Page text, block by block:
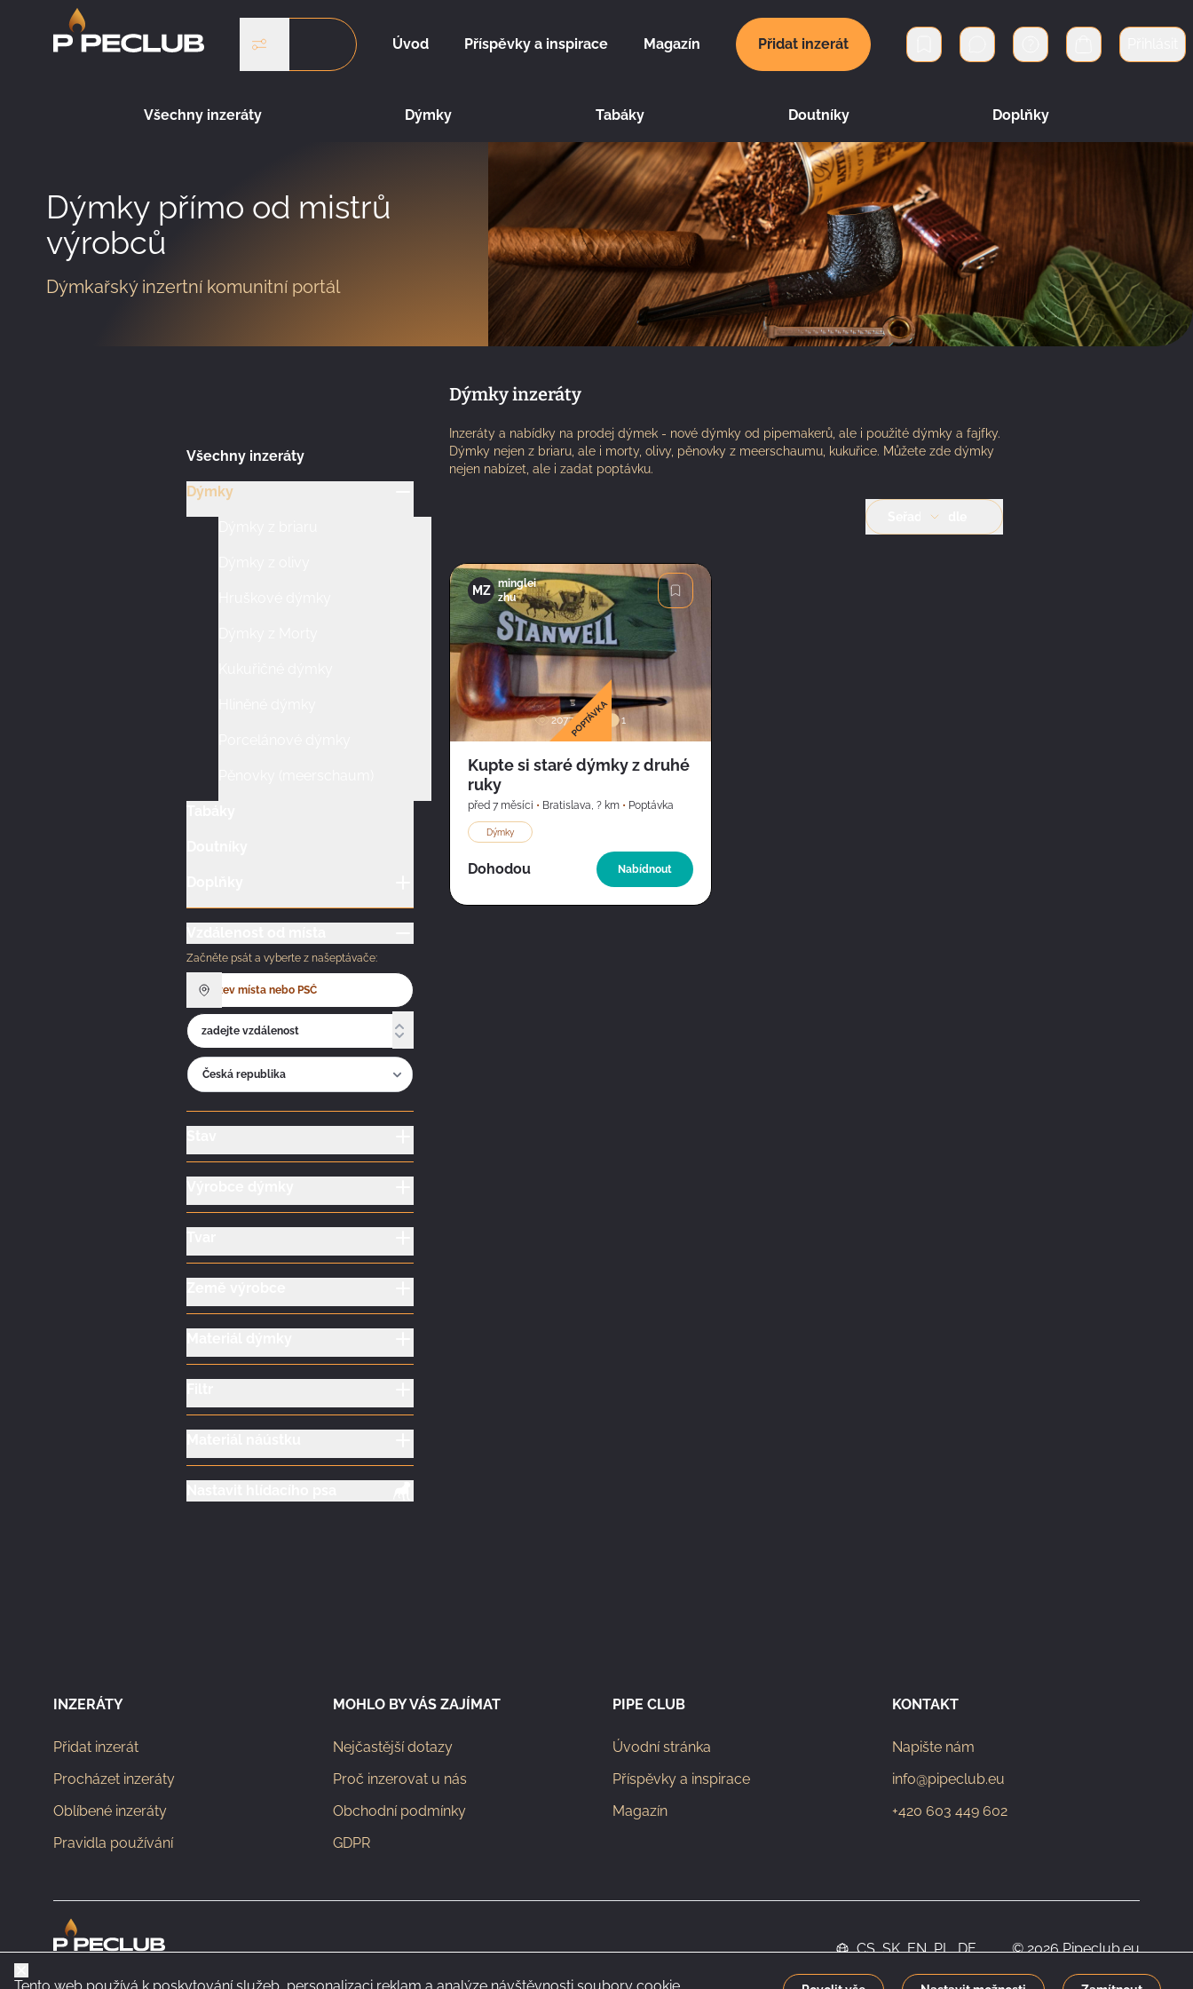
Hledat
Úvod Příspěvky a inspirace Magazín Přidat inzerát
Soukromé zprávy Košík
Všechny inzeráty Dýmky Tabáky Doutníky Doplňky
Dýmky přímo od mistrů
výrobců
Dýmkařský inzertní komunitní portál
Všechny inzeráty
Dýmky
Začněte psát a vyberte z našeptávače:
Dýmky inzeráty
Inzeráty a nabídky na prodej dýmek - nové dýmky od pipemakerů, ale i použité dýmky a fajfky.
Dýmky nejen z briaru, ale i morty, olivy, pěnovky z meerschaumu, kukuřice. Můžete zde dýmky
nejen nabízet, ale i zadat poptávku.
Seřadit podle
Obrázek
MZ
minglei
zhu
2077 1
POPTÁVKA
Kupte si staré dýmky z druhé
ruky
před 7 měsíci • Bratislava, ? km • Poptávka
Dýmky
Dohodou Nabídnout
INZERÁTY
Přidat inzerát
Procházet inzeráty
Oblíbené inzeráty
Pravidla používání
MOHLO BY VÁS ZAJÍMAT
Nejčastější dotazy
Proč inzerovat u nás
Obchodní podmínky
GDPR
PIPE CLUB
Úvodní stránka
Příspěvky a inspirace
Magazín
KONTAKT
Napište nám
info@pipeclub.eu
+420 603 449 602
CS SK EN PL DE
© 2026 Pipeclub.eu